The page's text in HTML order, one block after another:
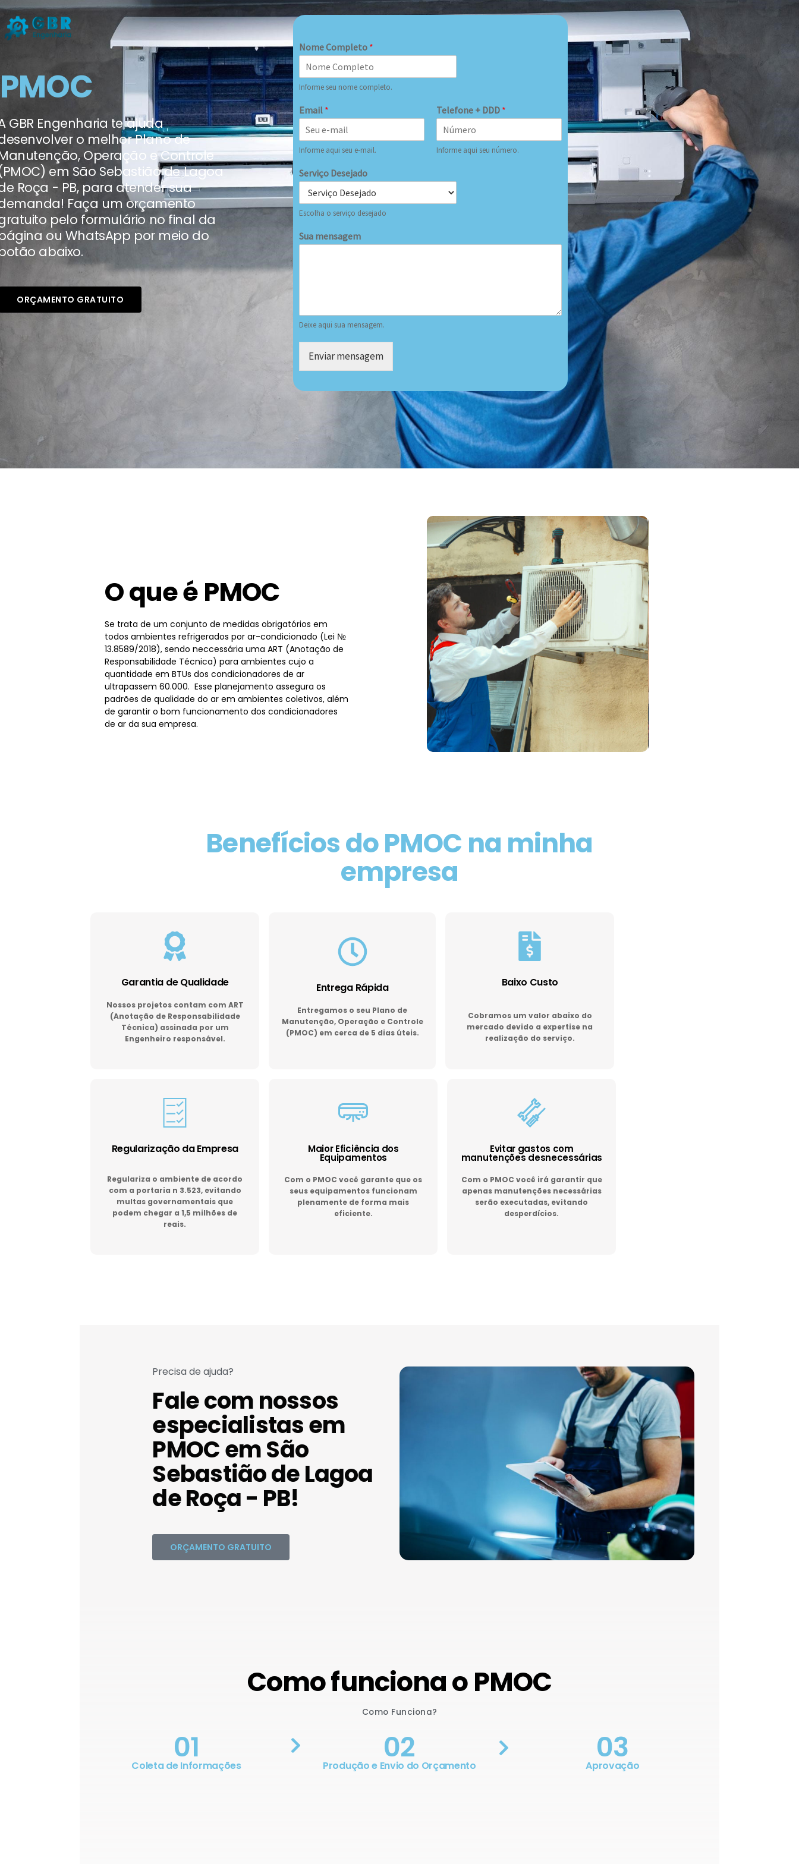
PMOC
GBR Engenharia te ajuda
o melhor Plano de
Operação e Controle
em São Sebastião de Lagoa
Roça - PB, para atender sua
Faça um orçamento
pelo formulário no final da
ou WhatsApp por meio do
abaixo.
ORÇAMENTO GRATUITO
Nome Completo *
Informe seu nome completo.
Email *
Informe aqui seu e-mail.
Telefone + DDD *
Informe aqui seu número.
Serviço Desejado
Escolha o serviço desejado
Sua mensagem
Deixe aqui sua mensagem.
Enviar mensagem
O que é PMOC
Se trata de um conjunto de medidas obrigatórios em
todos ambientes refrigerados por ar-condicionado (Lei №
13.8589/2018), sendo neccessária uma ART (Anotação de
Responsabilidade Técnica) para ambientes cujo a
quantidade em BTUs dos condicionadores de ar
ultrapassem 60.000. Esse planejamento assegura os
padrões de qualidade do ar em ambientes coletivos, além
de garantir o bom funcionamento dos condicionadores
de ar da sua empresa.
Benefícios do PMOC na minha
empresa
Garantia de Qualidade
Nossos projetos contam com ART
(Anotação de Responsabilidade
Técnica) assinada por um
Engenheiro responsável.
Entrega Rápida
Entregamos o seu Plano de
Manutenção, Operação e Controle
(PMOC) em cerca de 5 dias úteis.
Baixo Custo
Cobramos um valor abaixo do
mercado devido a expertise na
realização do serviço.
Regularização da Empresa
Regulariza o ambiente de acordo
com a portaria n 3.523, evitando
multas governamentais que
podem chegar a 1,5 milhões de
reais.
Maior Eficiência dos
Equipamentos
Com o PMOC você garante que os
seus equipamentos funcionam
plenamente de forma mais
eficiente.
Evitar gastos com
manutenções desnecessárias
Com o PMOC você irá garantir que
apenas manutenções necessárias
serão executadas, evitando
desperdícios.
Precisa de ajuda?
Fale com nossos
especialistas em
PMOC em São
Sebastião de Lagoa
de Roça - PB!
ORÇAMENTO GRATUITO
Como funciona o PMOC
Como Funciona?
01
Coleta de Informações 02
Produção e Envio do Orçamento 03
Aprovação